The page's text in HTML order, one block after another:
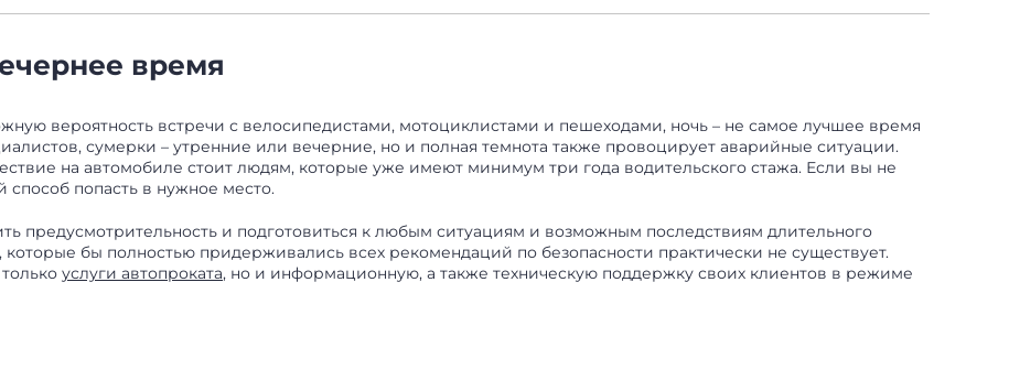
время
вероятность встречи с велосипедистами, мотоциклистами и пешеходами, ночь – не самое лучшее время
сумерки – утренние или вечерние, но и полная темнота также провоцирует аварийные ситуации.
на автомобиле стоит людям, которые уже имеют минимум три года водительского стажа. Если вы не
способ попасть в нужное место.
предусмотрительность и подготовиться к любым ситуациям и возможным последствиям длительного
бы полностью придерживались всех рекомендаций по безопасности практически не существует.
услуги автопроката, но и информационную, а также техническую поддержку своих клиентов в режиме